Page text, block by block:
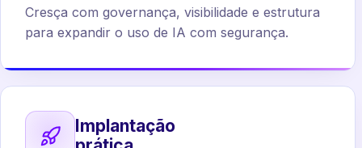
Cresça com governança, visibilidade e estrutura
para expandir o uso de IA com segurança.
Implantação